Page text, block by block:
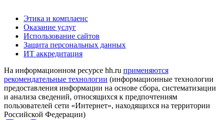
Этика и комплаенс
Оказание услуг
Использование сайтов
Защита персональных данных
ИТ аккредитация
На информационном ресурсе hh.ru применяются
рекомендательные технологии (информационные технологии
предоставления информации на основе сбора, систематизации
и анализа сведений, относящихся к предпочтениям
пользователей сети «Интернет», находящихся на территории
Российской Федерации)